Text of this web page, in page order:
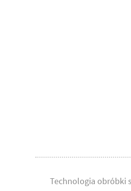
Technologia obróbki